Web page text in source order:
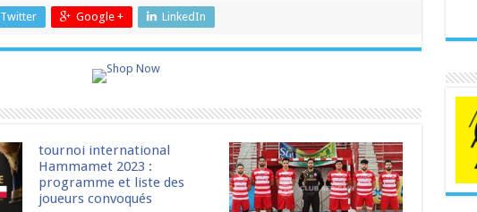
Twitter Google + LinkedIn
tournoi international
Hammamet 2023 :
programme et liste des
joueurs convoqués